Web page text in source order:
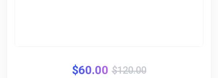
$60.00 $120.00